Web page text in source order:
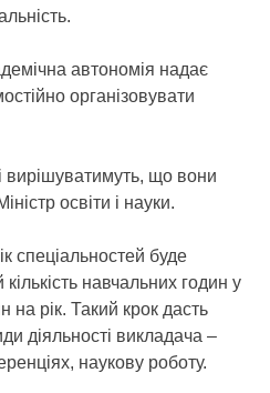
автономія надає
організовувати
вирішуватимуть, що вони
освіти і науки.
спеціальностей буде
навчальних годин у
на рік. Такий крок дасть
діяльності викладача –
наукову роботу.